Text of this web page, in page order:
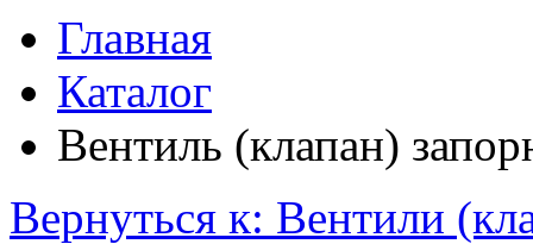
Главная
Каталог
Вентиль (клапан)
Вернуться к: Вентили